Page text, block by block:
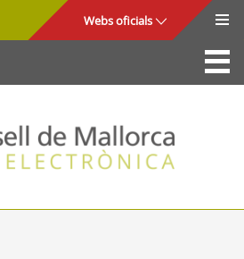
Webs oficials
La Seu
Consell de Mallorca
Accés i seguretat
Utilitats